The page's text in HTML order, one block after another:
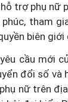
trợ phụ nữ
tham
biên giới
cầu mới
đổi số và
nữ trên